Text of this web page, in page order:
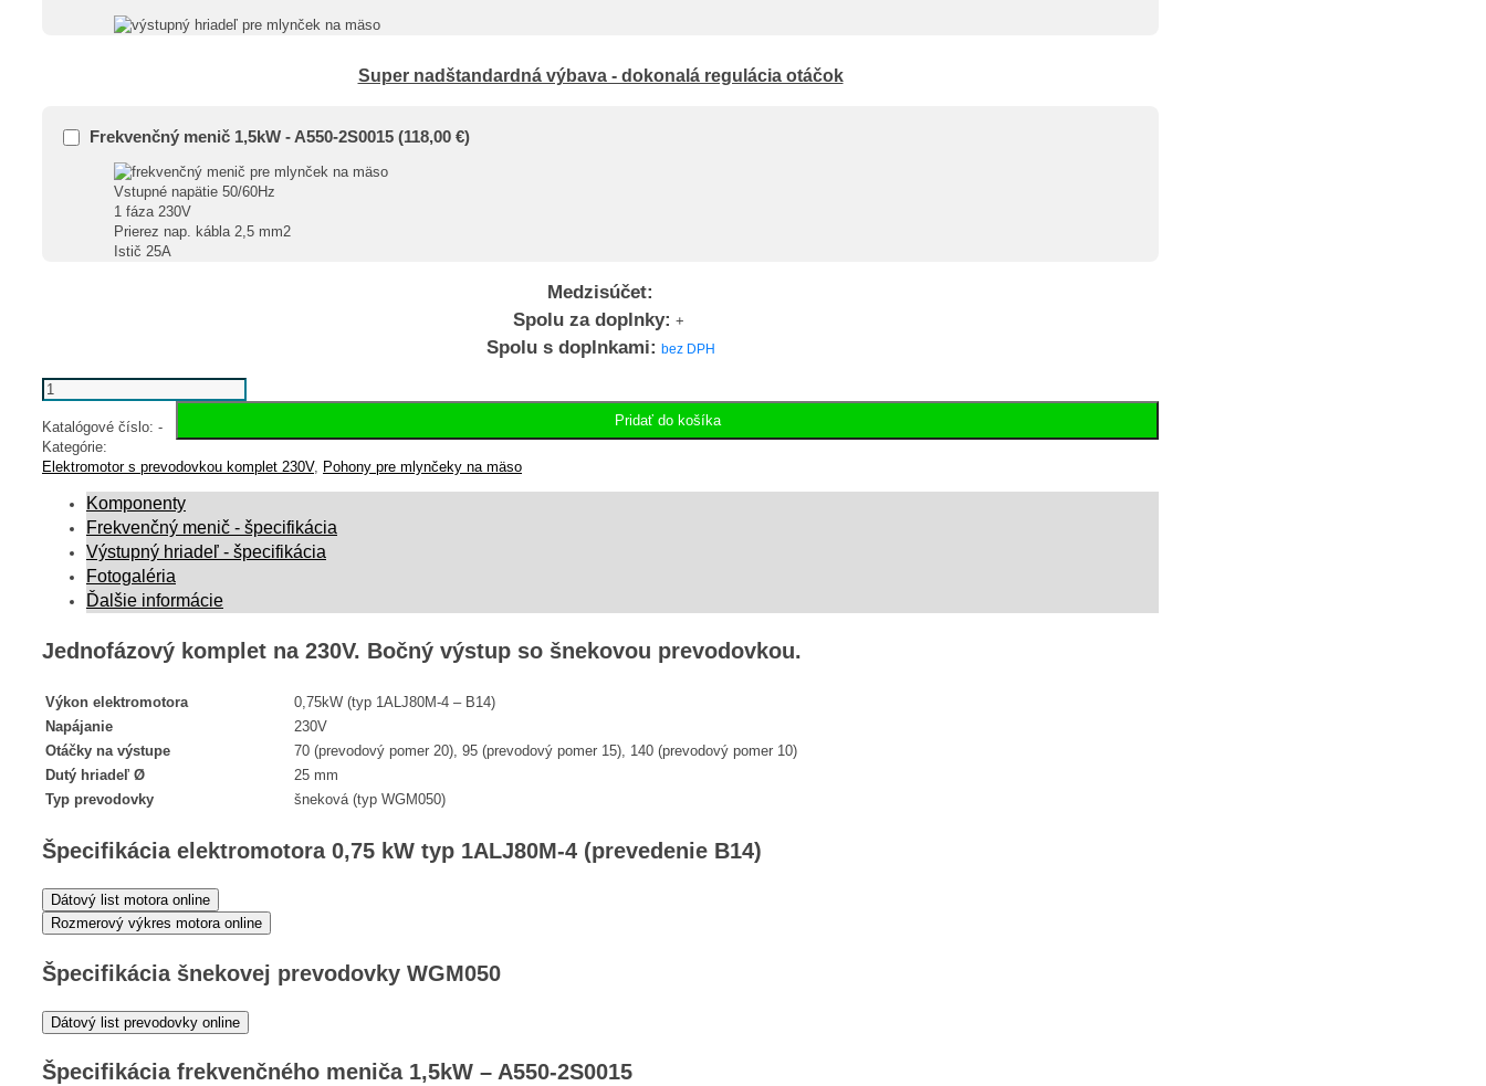
Super nadštandardná výbava - dokonalá regulácia otáčok
Frekvenčný menič 1,5kW - A550-2S0015 (118,00 €)
Vstupné napätie 50/60Hz
1 fáza 230V
Prierez nap. kábla 2,5 mm2
Istič 25A
Medzisúčet:
Spolu za doplnky: +
Spolu s doplnkami:
množstvo Komplet pre mlynček na mäso 230V 1ALJ80M-4 WGM050 P80B14
Pridať do košíka
Katalógové číslo: -
Kategórie:
Elektromotor s prevodovkou komplet 230V, Pohony pre mlynčeky na mäso
Komponenty
Frekvenčný menič - špecifikácia
Výstupný hriadeľ - špecifikácia
Fotogaléria
Ďalšie informácie
Jednofázový komplet na 230V. Bočný výstup so šnekovou prevodovkou.
Výkon elektromotora
0,75kW (typ 1ALJ80M-4 – B14)
Napájanie
230V
Otáčky na výstupe
70 (prevodový pomer 20), 95 (prevodový pomer 15), 140 (prevodový pomer 10)
Dutý hriadeľ Ø
25 mm
Typ prevodovky
šneková (typ WGM050)
Špecifikácia elektromotora 0,75 kW typ 1ALJ80M-4 (prevedenie B14)
Dátový list motora online
Rozmerový výkres motora online
Špecifikácia šnekovej prevodovky WGM050
Dátový list prevodovky online
Špecifikácia frekvenčného meniča 1,5kW – A550-2S0015